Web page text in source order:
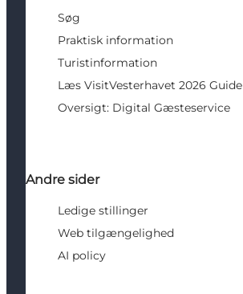
Søg
Praktisk information
Turistinformation
Læs VisitVesterhavet 2026 Guide
Oversigt: Digital Gæsteservice
Andre sider
Ledige stillinger
Web tilgængelighed
AI policy